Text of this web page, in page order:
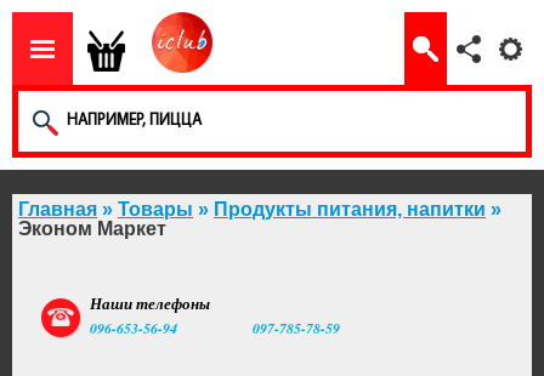
Главная » Товары » Продукты питания, напитки »
Эконом Маркет
Наши телефоны
096-653-56-94 097-785-78-59